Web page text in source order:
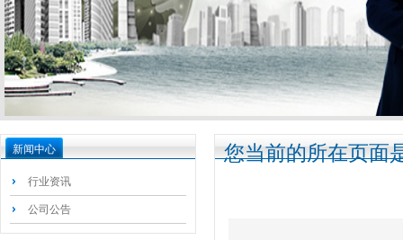
新闻中心
行业资讯
公司公告
您当前的所在页面